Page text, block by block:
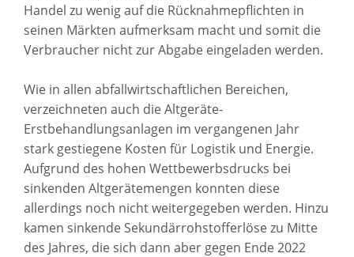
Handel zu wenig auf die Rücknahmepflichten in
seinen Märkten aufmerksam macht und somit die
Verbraucher nicht zur Abgabe eingeladen werden.
Wie in allen abfallwirtschaftlichen Bereichen,
verzeichneten auch die Altgeräte-
Erstbehandlungsanlagen im vergangenen Jahr
stark gestiegene Kosten für Logistik und Energie.
Aufgrund des hohen Wettbewerbsdrucks bei
sinkenden Altgerätemengen konnten diese
allerdings noch nicht weitergegeben werden. Hinzu
kamen sinkende Sekundärrohstofferlöse zu Mitte
des Jahres, die sich dann aber gegen Ende 2022